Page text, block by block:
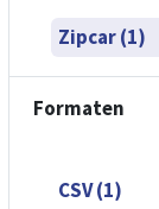
Zipcar (1)
Formaten
CSV (1)